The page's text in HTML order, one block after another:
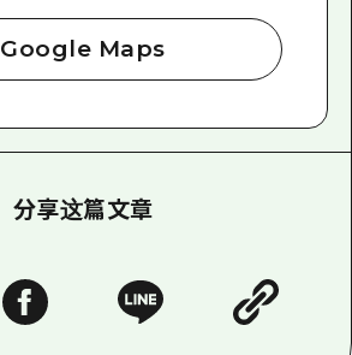
Google Maps
分享这篇文章